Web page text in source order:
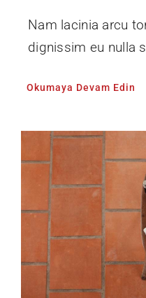
Nam lacinia arcu
dignissim eu nulla
Okumaya Devam Edin